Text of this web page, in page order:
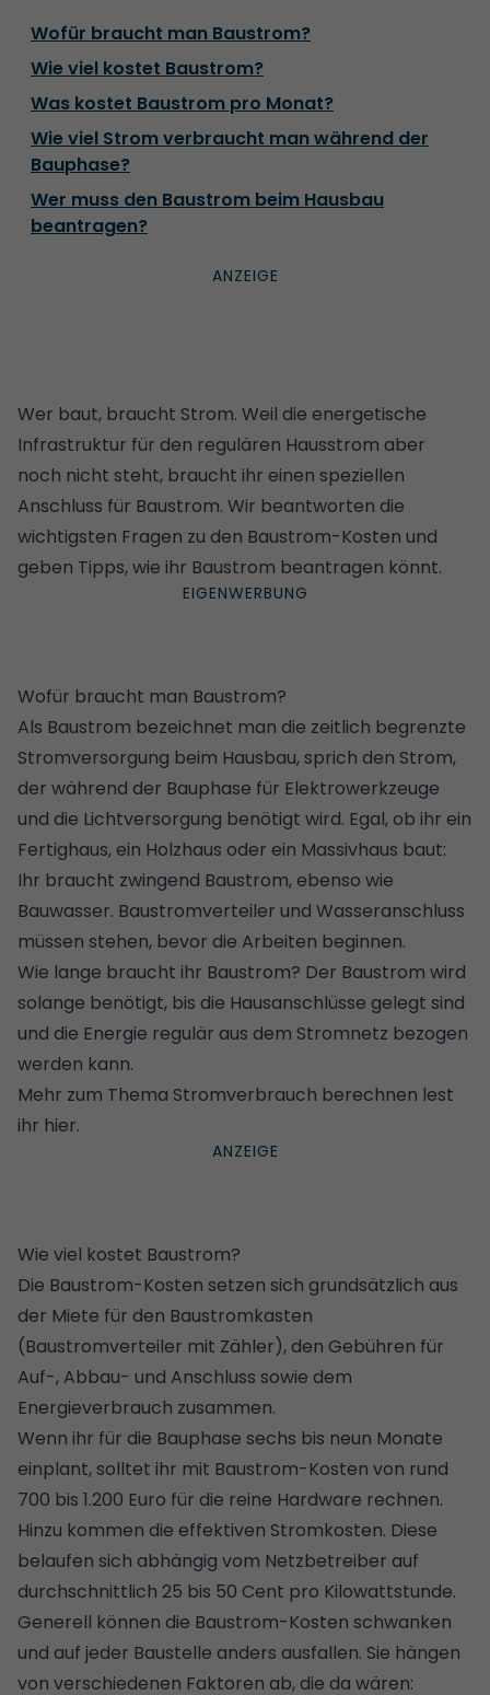
Wofür braucht man Baustrom?
Wie viel kostet Baustrom?
Was kostet Baustrom pro Monat?
Wie viel Strom verbraucht man während der
Bauphase?
Wer muss den Baustrom beim Hausbau
beantragen?
Wer baut, braucht Strom. Weil die energetische
Infrastruktur für den regulären Hausstrom aber
noch nicht steht, braucht ihr einen speziellen
Anschluss für Baustrom. Wir beantworten die
wichtigsten Fragen zu den Baustrom-Kosten und
geben Tipps, wie ihr Baustrom beantragen könnt.
Wofür braucht man Baustrom?
Als Baustrom bezeichnet man die zeitlich begrenzte
Stromversorgung beim Hausbau, sprich den Strom,
der während der Bauphase für Elektrowerkzeuge
und die Lichtversorgung benötigt wird. Egal, ob ihr ein
Fertighaus, ein Holzhaus oder ein Massivhaus baut:
Ihr braucht zwingend Baustrom, ebenso wie
Bauwasser. Baustromverteiler und Wasseranschluss
müssen stehen, bevor die Arbeiten beginnen.
Wie lange braucht ihr Baustrom? Der Baustrom wird
solange benötigt, bis die Hausanschlüsse gelegt sind
und die Energie regulär aus dem Stromnetz bezogen
werden kann.
Mehr zum Thema Stromverbrauch berechnen lest
ihr hier.
Wie viel kostet Baustrom?
Die Baustrom-Kosten setzen sich grundsätzlich aus
der Miete für den Baustromkasten
(Baustromverteiler mit Zähler), den Gebühren für
Auf-, Abbau- und Anschluss sowie dem
Energieverbrauch zusammen.
Wenn ihr für die Bauphase sechs bis neun Monate
einplant, solltet ihr mit Baustrom-Kosten von rund
700 bis 1.200 Euro für die reine Hardware rechnen.
Hinzu kommen die effektiven Stromkosten. Diese
belaufen sich abhängig vom Netzbetreiber auf
durchschnittlich 25 bis 50 Cent pro Kilowattstunde.
Generell können die Baustrom-Kosten schwanken
und auf jeder Baustelle anders ausfallen. Sie hängen
von verschiedenen Faktoren ab, die da wären: